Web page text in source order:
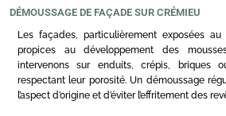
DÉMOUSSAGE DE FAÇADE SUR CRÉMIEU
Les façades, particulièrement exposées
propices au développement des
intervenons sur enduits, crépis, briques
respectant leur porosité. Un démoussage
l’aspect d’origine et d’éviter l’effritement des